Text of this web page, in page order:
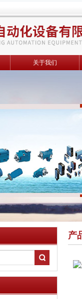
关于我们
产